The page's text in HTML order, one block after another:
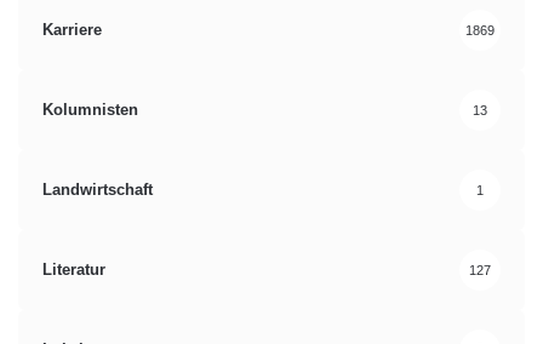
Karriere 1869
Kolumnisten 13
Landwirtschaft 1
Literatur 127